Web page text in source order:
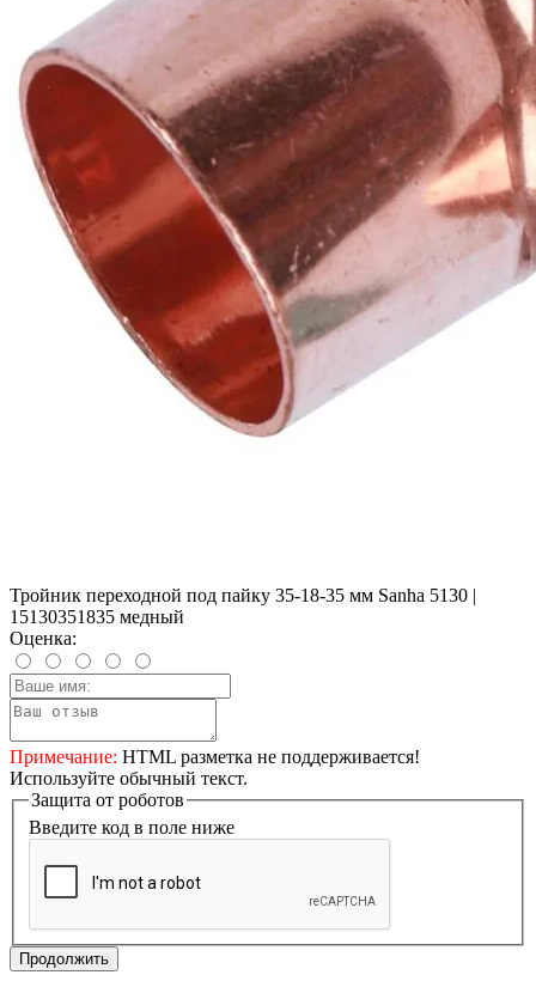
Тройник переходной под пайку 35-18-35 мм Sanha 5130 |
15130351835 медный
Оценка:
Примечание: HTML разметка не поддерживается!
Используйте обычный текст.
Защита от роботов
Введите код в поле ниже
Продолжить